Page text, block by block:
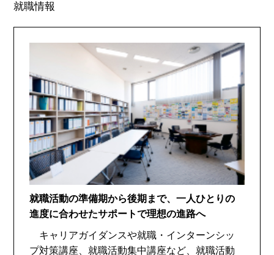
就職情報
就職活動の準備期から後期まで、一人ひとりの
進度に合わせたサポートで理想の進路へ
キャリアガイダンスや就職・インターンシッ
プ対策講座、就職活動集中講座など、就職活動